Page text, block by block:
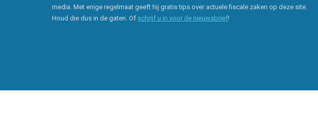
media. Met enige regelmaat geeft hij gratis tips over actuele fiscale zaken op deze site.
Houd die dus in de gaten. Of schrijf u in voor de nieuwsbrief!